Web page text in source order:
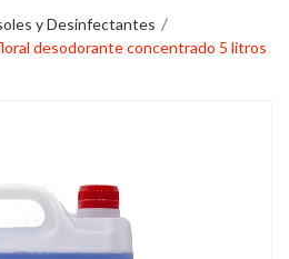
y Desinfectantes
desodorante concentrado 5 litros